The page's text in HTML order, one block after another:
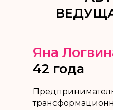
Яна
42 года